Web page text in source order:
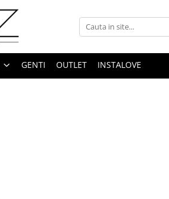
GENTI OUTLET INSTALOVE